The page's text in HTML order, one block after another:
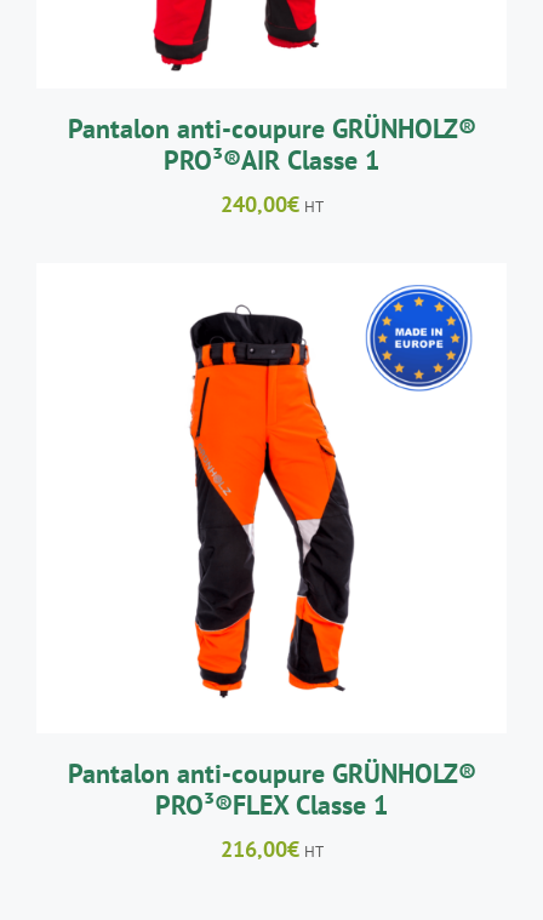
PEUVENT
ÊTRE
LA
PAGE
DU
Pantalon anti-coupure GRÜNHOLZ®
PRO³®AIR Classe 1
240,00€ HT
CHOIX DES OPTIONS
CE
PRODUIT
A
PLUSIEURS
VARIATIONS.
LES
OPTIONS
PEUVENT
ÊTRE
LA
PAGE
DU
/
Pantalon anti-coupure GRÜNHOLZ®
PRO³®FLEX Classe 1
216,00€ HT